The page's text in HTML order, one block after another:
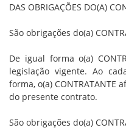
DAS OBRIGAÇÕES DO(A)
São obrigações do(a)
De igual forma o(a)
legislação vigente. Ao
forma, o(a)
do presente contrato.
São obrigações do(a)